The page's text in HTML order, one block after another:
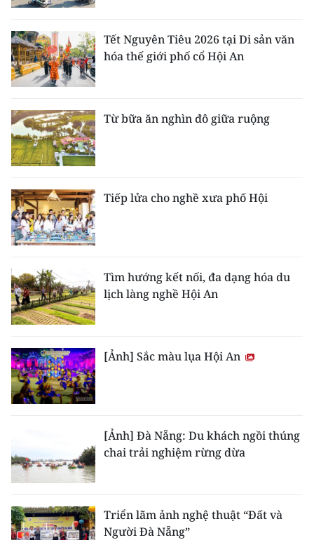
TIN ĐỊA PHƯƠNG
Trung du và miền núi phía Bắc
Đồng bằng sông Hồng
Bắc Trung Bộ
Nguyên
Đông Nam Bộ
Đồng bằng sông Cửu Long
Chuyên trang Hà Nội
Chuyên trang TP. Hồ Chí Minh
CHUYÊN ĐỀ
CÁC CHUYÊN TRANG
THỜI NAY
NHÂN DÂN HẰNG THÁNG
Tết Nguyên Tiêu 2026 tại Di sản văn
hóa thế giới phố cổ Hội An
Từ bữa ăn nghìn đô giữa ruộng
Tiếp lửa cho nghề xưa phố Hội
Tìm hướng kết nối, đa dạng hóa du
lịch làng nghề Hội An
[Ảnh] Sắc màu lụa Hội An
[Ảnh] Đà Nẵng: Du khách ngồi thúng
chai trải nghiệm rừng dừa
Triển lãm ảnh nghệ thuật “Đất và
Người Đà Nẵng”